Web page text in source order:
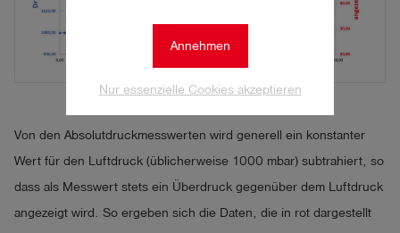
Annehmen
Nur essenzielle Cookies akzeptieren
Von den Absolutdruckmesswerten wird generell ein konstanter
Wert für den Luftdruck (üblicherweise 1000 mbar) subtrahiert, so
dass als Messwert stets ein Überdruck gegenüber dem Luftdruck
angezeigt wird. So ergeben sich die Daten, die in rot dargestellt